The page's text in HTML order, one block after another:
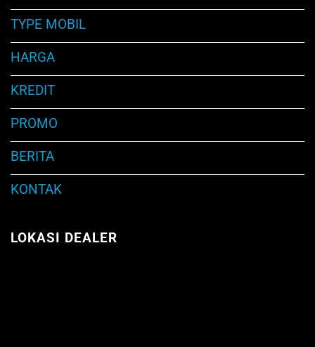
TYPE MOBIL
HARGA
KREDIT
PROMO
BERITA
KONTAK
LOKASI DEALER